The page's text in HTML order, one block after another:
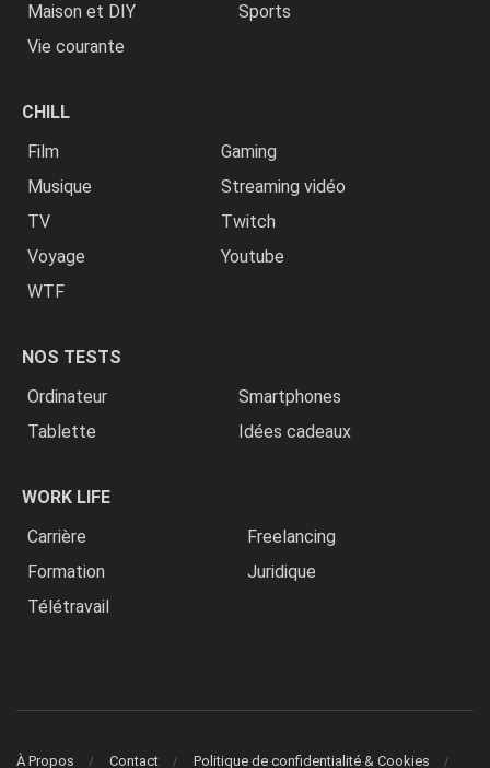
Maison et DIY
Sports
Vie courante
CHILL
Film
Gaming
Musique
Streaming vidéo
TV
Twitch
Voyage
Youtube
WTF
NOS TESTS
Ordinateur
Smartphones
Tablette
Idées cadeaux
WORK LIFE
Carrière
Freelancing
Formation
Juridique
Télétravail
À Propos Contact Politique de confidentialité & Cookies